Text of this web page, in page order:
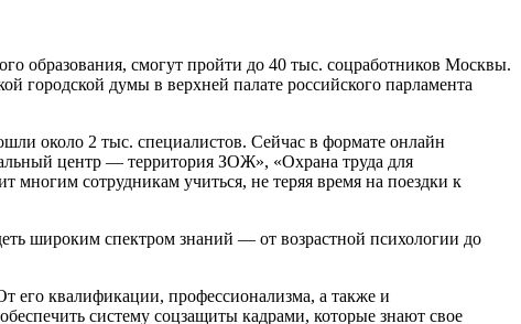
образования, смогут пройти до 40 тыс. соцработников Москвы.
городской думы в верхней палате российского парламента
около 2 тыс. специалистов. Сейчас в формате онлайн
центр — территория ЗОЖ», «Охрана труда для
многим сотрудникам учиться, не теряя время на поездки к
широким спектром знаний — от возрастной психологии до
его квалификации, профессионализма, а также и
систему соцзащиты кадрами, которые знают свое